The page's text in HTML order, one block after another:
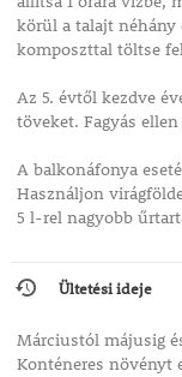
körül a talajt néhány
komposzttal töltse
Az 5. évtől kezdve
töveket. Fagyás
A balkonáfonya
Használjon
5 l-rel nagyobb
Ültetési ideje
Márciustól májusig
Konténeres növényt